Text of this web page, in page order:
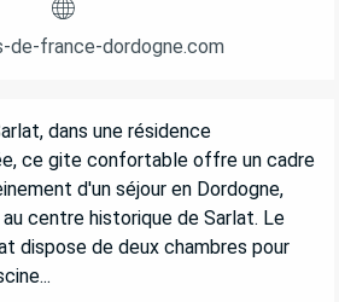
de-france-dordogne.com
dans une résidence
ce gite confortable offre un cadre
d'un séjour en Dordogne,
centre historique de Sarlat. Le
dispose de deux chambres pour